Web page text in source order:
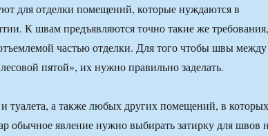
для отделки помещений, которые нуждаются в
К швам предъявляются точно такие же требования,
частью отделки. Для того чтобы швы между
пятой», их нужно правильно заделать.
туалета, а также любых других помещений, в которых
обычное явление нужно выбирать затирку для швов